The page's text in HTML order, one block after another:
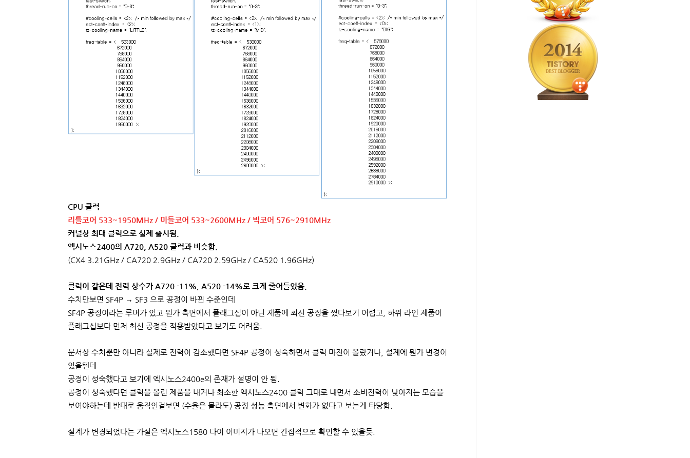
CPU 클럭
리틀코어 533~1950MHz / 미들코어 533~2600MHz / 빅코어 576~2910MHz
커널상 최대 클럭으로 실제 출시됨.
엑시노스2400의 A720, A520 클럭과 비슷함.
(CX4 3.21GHz / CA720 2.9GHz / CA720 2.59GHz / CA520 1.96GHz)
클럭이 같은데 전력 상수가 A720 -11%, A520 -14%로 크게 줄어들었음.
수치만보면 SF4P → SF3 으로 공정이 바뀐 수준인데
SF4P 공정이라는 루머가 있고 원가 측면에서 플래그십이 아닌 제품에 최신 공정을 썼다보기 어렵고, 하위 라인 제품이
플래그십보다 먼저 최신 공정을 적용받았다고 보기도 어려움.
문서상 수치뿐만 아니라 실제로 전력이 감소했다면 SF4P 공정이 성숙하면서 클럭 마진이 올랐거나, 설계에 뭔가 변경이
있을텐데
공정이 성숙했다고 보기에 엑시노스2400e의 존재가 설명이 안 됨.
공정이 성숙했다면 클럭을 올린 제품을 내거나 최소한 엑시노스2400 클럭 그대로 내면서 소비전력이 낮아지는 모습을
보여야하는데 반대로 움직인걸보면 (수율은 몰라도) 공정 성능 측면에서 변화가 없다고 보는게 타당함.
설계가 변경되었다는 가설은 엑시노스1580 다이 이미지가 나오면 간접적으로 확인할 수 있을듯.